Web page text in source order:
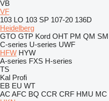
VB
VF
103 LO 103 SP 107-20 136D
Heidelberg
GTO GTP Kord OHT PM QM SM
C-series U-series UWF
HFW HYW
A-series FXS H-series
TS
Kal Profi
EB EU WT
AC AFC BQ CCR CRF HMU MC